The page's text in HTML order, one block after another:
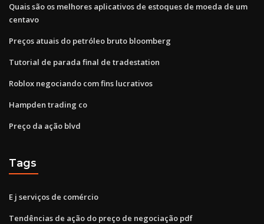
Quais são os melhores aplicativos de estoques de moeda de um
centavo
Preços atuais do petróleo bruto bloomberg
Tutorial de parada final de tradestation
Roblox negociando com fins lucrativos
Hampden trading co
Preço da ação blvd
Tags
E j serviços de comércio
Tendências de ação do preço de negociação pdf